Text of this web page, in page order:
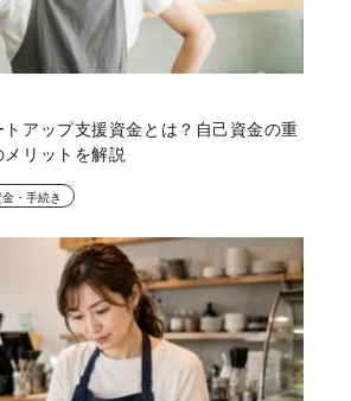
アップ支援資金とは？自己資金の重
リットを解説
金・手続き